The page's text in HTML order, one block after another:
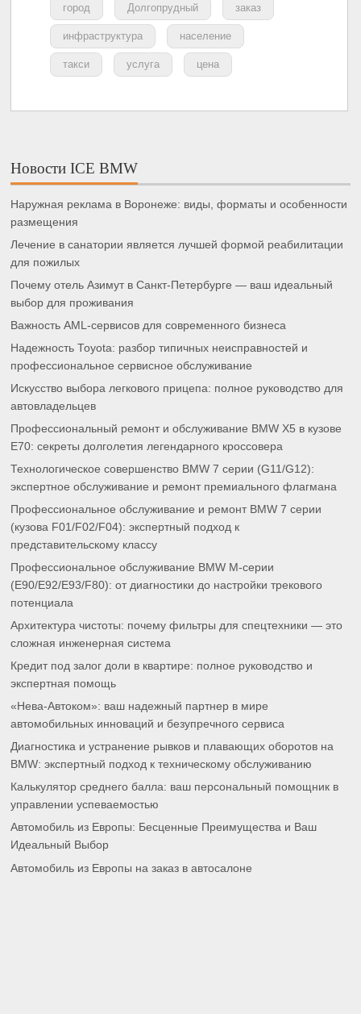
город Долгопрудный заказ
инфраструктура население
такси услуга цена
Новости ICE BMW
Наружная реклама в Воронеже: виды, форматы и особенности
размещения
Лечение в санатории является лучшей формой реабилитации
для пожилых
Почему отель Азимут в Санкт-Петербурге — ваш идеальный
выбор для проживания
Важность AML-сервисов для современного бизнеса
Надежность Toyota: разбор типичных неисправностей и
профессиональное сервисное обслуживание
Искусство выбора легкового прицепа: полное руководство для
автовладельцев
Профессиональный ремонт и обслуживание BMW X5 в кузове
E70: секреты долголетия легендарного кроссовера
Технологическое совершенство BMW 7 серии (G11/G12):
экспертное обслуживание и ремонт премиального флагмана
Профессиональное обслуживание и ремонт BMW 7 серии
(кузова F01/F02/F04): экспертный подход к
представительскому классу
Профессиональное обслуживание BMW M-серии
(E90/E92/E93/F80): от диагностики до настройки трекового
потенциала
Архитектура чистоты: почему фильтры для спецтехники — это
сложная инженерная система
Кредит под залог доли в квартире: полное руководство и
экспертная помощь
«Нева-Автоком»: ваш надежный партнер в мире
автомобильных инноваций и безупречного сервиса
Диагностика и устранение рывков и плавающих оборотов на
BMW: экспертный подход к техническому обслуживанию
Калькулятор среднего балла: ваш персональный помощник в
управлении успеваемостью
Автомобиль из Европы: Бесценные Преимущества и Ваш
Идеальный Выбор
Автомобиль из Европы на заказ в автосалоне